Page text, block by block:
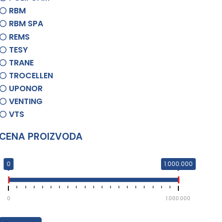
RBM
RBM SPA
REMS
TESY
TRANE
TROCELLEN
UPONOR
VENTING
VTS
CENA PROIZVODA
0 1.000.000
0 1.000.000